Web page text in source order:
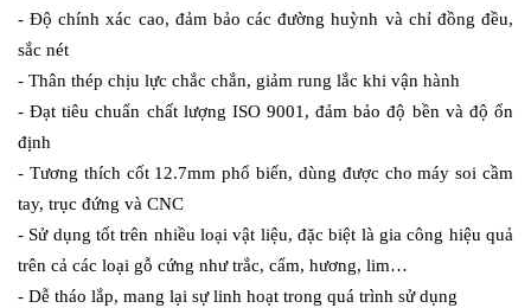
- Độ chính xác cao, đảm bảo các đường huỳnh và chỉ đồng đều,
sắc nét
- Thân thép chịu lực chắc chắn, giảm rung lắc khi vận hành
- Đạt tiêu chuẩn chất lượng ISO 9001, đảm bảo độ bền và độ ổn
định
- Tương thích cốt 12.7mm phổ biến, dùng được cho máy soi cầm
tay, trục đứng và CNC
- Sử dụng tốt trên nhiều loại vật liệu, đặc biệt là gia công hiệu quả
trên cả các loại gỗ cứng như trắc, cẩm, hương, lim…
- Dễ tháo lắp, mang lại sự linh hoạt trong quá trình sử dụng